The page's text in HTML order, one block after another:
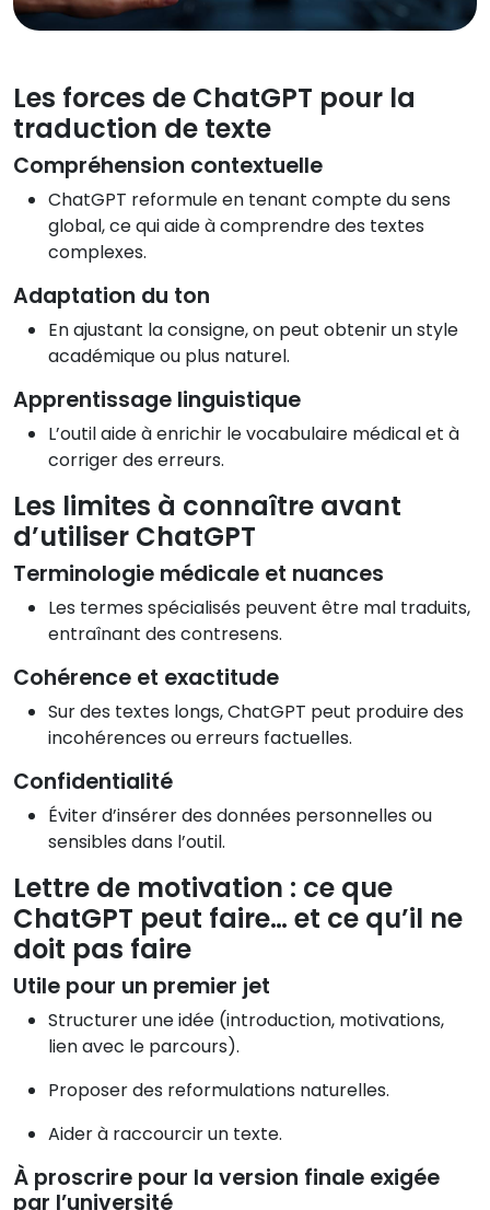
Les forces de ChatGPT pour la
traduction de texte
Compréhension contextuelle
ChatGPT reformule en tenant compte du sens
global, ce qui aide à comprendre des textes
complexes.
Adaptation du ton
En ajustant la consigne, on peut obtenir un style
académique ou plus naturel.
Apprentissage linguistique
L’outil aide à enrichir le vocabulaire médical et à
corriger des erreurs.
Les limites à connaître avant
d’utiliser ChatGPT
Terminologie médicale et nuances
Les termes spécialisés peuvent être mal traduits,
entraînant des contresens.
Cohérence et exactitude
Sur des textes longs, ChatGPT peut produire des
incohérences ou erreurs factuelles.
Confidentialité
Éviter d’insérer des données personnelles ou
sensibles dans l’outil.
Lettre de motivation : ce que
ChatGPT peut faire… et ce qu’il ne
doit pas faire
Utile pour un premier jet
Structurer une idée (introduction, motivations,
lien avec le parcours).
Proposer des reformulations naturelles.
Aider à raccourcir un texte.
À proscrire pour la version finale exigée
par l’université